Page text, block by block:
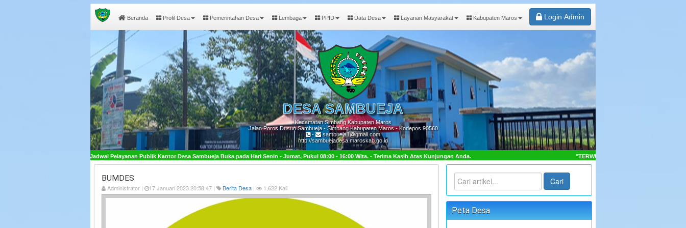
Beranda Profil Desa Pemerintahan Desa Lembaga PPID Data Desa Layanan Masyarakat Kabupaten Maros Login Admin
DESASAMBUEJA
Kecamatan Simbang Kabupaten Maros
Jalan Poros Dusun Sambueja - Simbang Kabupaten Maros - Kodepos 90560
-
sambueja1@gmail.com
http://sambuejadesa.maroskab.go.id
- Jadwal Pelayanan Publik Kantor Desa Sambueja Buka pada Hari Senin - Jumat, Pukul 08:00 - 16:00 Wita. - Terima Kasih Atas Kunjungan Anda. "TERWUJUDNYA MASYARAKAT DESA SAMBUEJA LEBIH
BUMDES
Administrator | 17 Januari 2023 20:58:47 | Berita Desa | 1.622 Kali
Cari
Peta Desa